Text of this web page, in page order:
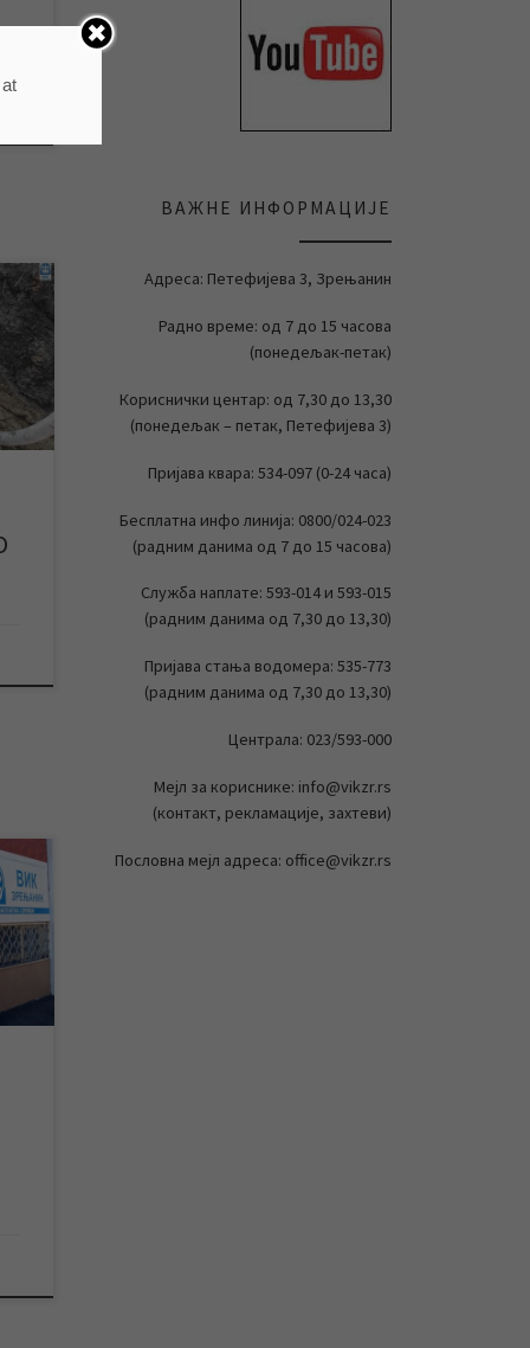
на
у
ВАЖНЕ ИНФОРМАЦИЈЕ
Адреса: Петефијева 3, Зрењанин
Радно време: од 7 до 15 часова
(понедељак-петак)
Кориснички центар: од 7,30 до 13,30
(понедељак – петак, Петефијева 3)
Пријава квара: 534-097 (0-24 часа)
Бесплатна инфо линија: 0800/024-023
(радним данима од 7 до 15 часова)
Служба наплате: 593-014 и 593-015
(радним данима од 7,30 до 13,30)
Пријава стања водомера: 535-773
(радним данима од 7,30 до 13,30)
Централа: 023/593-000
Мејл за кориснике: info@vikzr.rs
(контакт, рекламације, захтеви)
Пословна мејл адреса: office@vikzr.rs